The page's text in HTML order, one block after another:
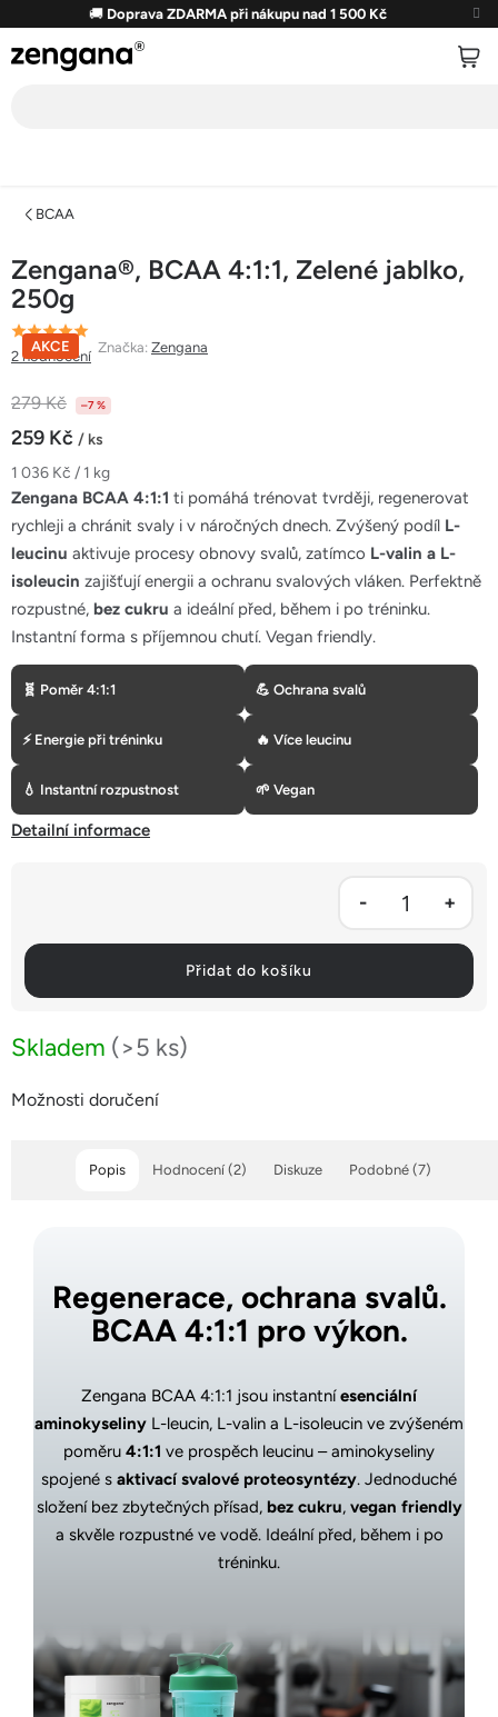
obsah
🚚 Doprava ZDARMA při nákupu nad 1 500 Kč
BCAA
Zengana®, BCAA 4:1:1, Zelené jablko,
250g
AKCE
Průměrné
hodnocení
produktu
5,0
z
5
hvězdiček.
2 hodnocení
Značka: Zengana
279 Kč –7 %
259 Kč / ks
Měrná
cena:
1 036 Kč / 1 kg
Skladem (>5 ks)
Možnosti doručení
Přidat do košíku
Zengana BCAA 4:1:1 ti pomáhá trénovat tvrději, regenerovat
rychleji a chránit svaly i v náročných dnech. Zvýšený podíl L-
leucinu aktivuje procesy obnovy svalů, zatímco L-valin a L-
isoleucin zajišťují energii a ochranu svalových vláken. Perfektně
rozpustné, bez cukru a ideální před, během i po tréninku.
Instantní forma s příjemnou chutí. Vegan friendly.
🧬 Poměr 4:1:1 💪 Ochrana svalů
⚡ Energie při tréninku 🔥 Více leucinu
💧 Instantní rozpustnost 🌱 Vegan
Detailní informace
Popis Podobné (7)
Hodnocení (2) Diskuze
Regenerace, ochrana svalů.
BCAA 4:1:1 pro výkon.
Zengana BCAA 4:1:1 jsou instantníesenciální
aminokyseliny L-leucin, L-valin a L-isoleucin ve zvýšeném
poměru 4:1:1 ve prospěch leucinu – aminokyseliny
spojené s aktivací svalové proteosyntézy. Jednoduché
složení bez zbytečných přísad, bez cukru, vegan friendly
a skvěle rozpustné ve vodě. Ideální před, během i po
tréninku.